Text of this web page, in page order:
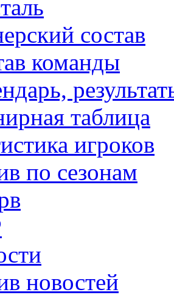
состав
команды
таблица
игроков
по сезонам
новостей